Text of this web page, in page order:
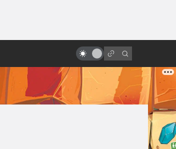
«Люди Икс»: всё о фильмах серии